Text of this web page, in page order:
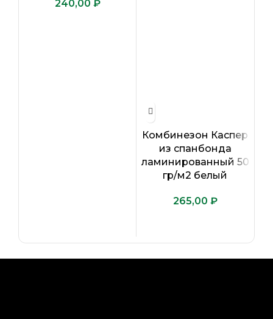
₽
Комбинезон Каспер
из спанбонда
ламинированный 50
гр/м2 белый
₽